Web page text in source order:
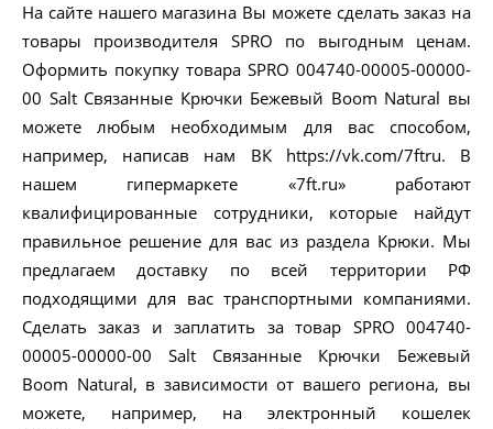
На сайте нашего магазина Вы можете сделать заказ на
товары производителя SPRO по выгодным ценам.
Оформить покупку товара SPRO 004740-00005-00000-
00 Salt Связанные Крючки Бежевый Boom Natural вы
можете любым необходимым для вас способом,
например, написав нам ВК https://vk.com/7ftru. В
нашем гипермаркете «7ft.ru» работают
квалифицированные сотрудники, которые найдут
правильное решение для вас из раздела Крюки. Мы
предлагаем доставку по всей территории РФ
подходящими для вас транспортными компаниями.
Сделать заказ и заплатить за товар SPRO 004740-
00005-00000-00 Salt Связанные Крючки Бежевый
Boom Natural, в зависимости от вашего региона, вы
можете, например, на электронный кошелек